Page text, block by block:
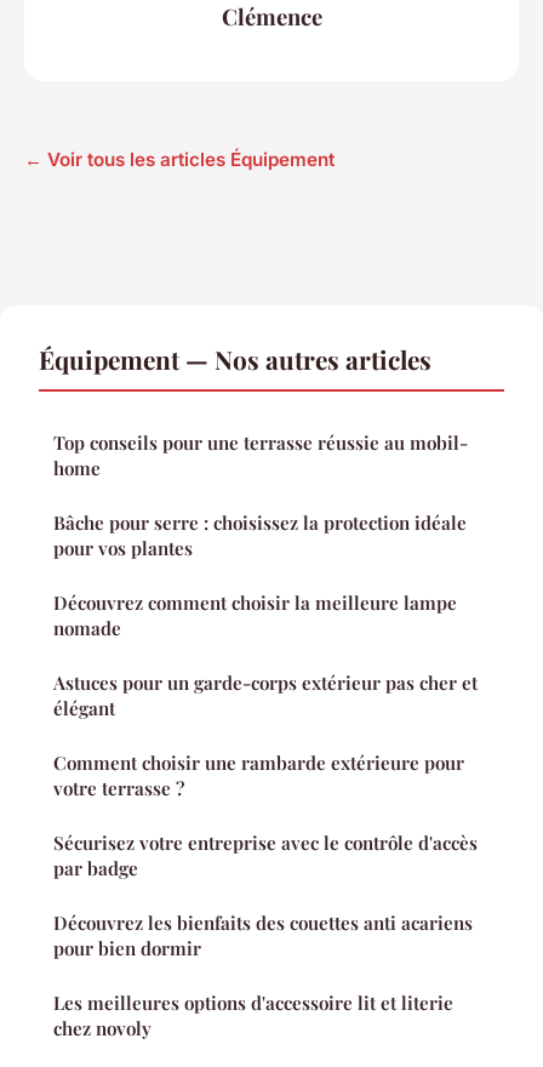
Clémence
← Voir tous les articles Équipement
Équipement — Nos autres articles
Top conseils pour une terrasse réussie au mobil-
home
Bâche pour serre : choisissez la protection idéale
pour vos plantes
Découvrez comment choisir la meilleure lampe
nomade
Astuces pour un garde-corps extérieur pas cher et
élégant
Comment choisir une rambarde extérieure pour
votre terrasse ?
Sécurisez votre entreprise avec le contrôle d'accès
par badge
Découvrez les bienfaits des couettes anti acariens
pour bien dormir
Les meilleures options d'accessoire lit et literie
chez novoly